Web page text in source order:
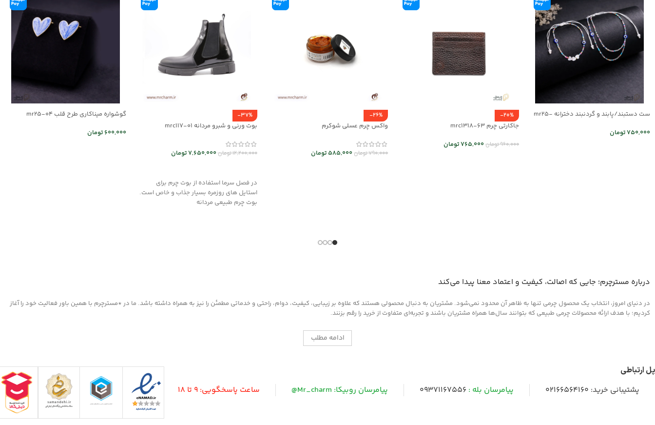
ست دستبند/پابند و گردنبند دخترانه mr25-
750,000تومان
-20%
جاکارتی چرم mrc1318-63
960,000تومان765,000تومان
-26%
واکس چرم عسلی شوکرم
790,000تومان585,000تومان
-37%
بوت ورنی و شبرو مردانه mrc117-01
12,200,000تومان7,650,000تومان
در فصل سرما استفاده از بوت چرم برای
استایل های روزمره بسیار جذاب و خاص است.
بوت چرم طبیعی مردانه
گوشواره میناکاری طرح قلب mr25-04
600,000 تومان
درباره مسترچرم؛ جایی که اصالت، کیفیت و اعتماد معنا پیدا می‌کند
در دنیای امروز، انتخاب یک محصول چرمی تنها به ظاهر آن محدود نمی‌شود. مشتریان به دنبال محصولی هستند که علاوه بر زیبایی، کیفیت، دوام، راحتی و خدماتی مطمئن را نیز به همراه داشته باشد. ما در *مسترچرم با همین باور فعالیت خود را آغاز
کردیم؛ با هدف ارائه محصولات چرمی طبیعی که بتوانند سال‌ها همراه مشتریان باشند و تجربه‌ای متفاوت از خرید را رقم بزنند.
ادامه مطلب
پل ارتباطی
پشتیبانی خرید: 02166564160 پیامرسان بله : 09371167556 پیامرسان روبیکا: Mr_charm@ ساعت پاسخگویی: 9 تا 18